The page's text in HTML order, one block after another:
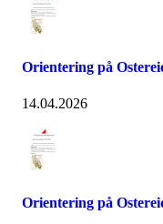
Orientering på
14.04.2026
Orientering på